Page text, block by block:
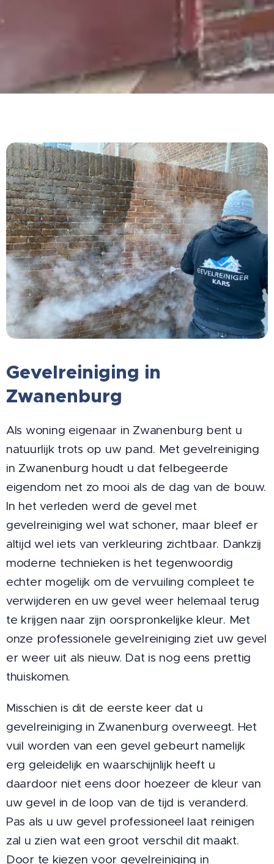
Gevelreiniging in
Zwanenburg
Als woning eigenaar in Zwanenburg bent u
natuurlijk trots op uw pand. Met gevelreiniging
in Zwanenburg houdt u dat felbegeerde
eigendom net zo mooi als de dag van de bouw.
In het verleden werd de gevel met
gevelreiniging wel wat schoner, maar bleef er
altijd wel iets van verkleuring zichtbaar. Dankzij
moderne technieken is het tegenwoordig
echter mogelijk om de vervuiling compleet te
verwijderen en uw gevel weer helemaal terug
te krijgen naar zijn oorspronkelijke kleur. Met
onze professionele gevelreiniging ziet uw gevel
er weer uit als nieuw. Dat is nog eens prettig
thuiskomen.
Misschien is dit de eerste keer dat u
gevelreiniging in Zwanenburg overweegt. Het
vuil worden van een gevel gebeurt namelijk
erg geleidelijk en waarschijnlijk heeft u
daardoor niet eens door hoezeer de kleur van
uw gevel in de loop van de tijd is veranderd.
Pas als u uw gevel professioneel laat reinigen
zal u zien wat een groot verschil dit maakt.
Door te kiezen voor gevelreiniging in